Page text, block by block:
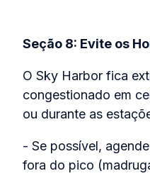
Seção 8: Evite os
O Sky Harbor fica
congestionado em
ou durante as
- Se possível,
fora do pico